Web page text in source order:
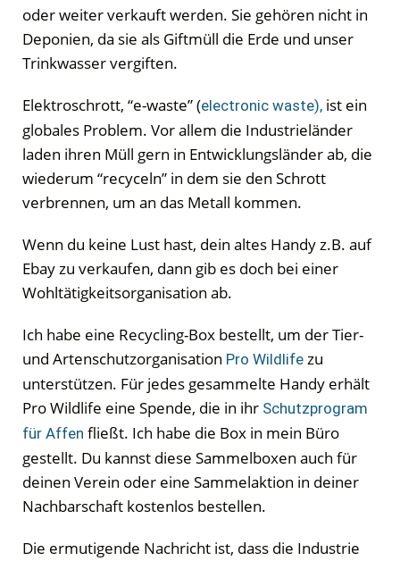
oder weiter verkauft werden. Sie gehören nicht in
Deponien, da sie als Giftmüll die Erde und unser
Trinkwasser vergiften.
Elektroschrott, “e-waste” (electronic waste), ist ein
globales Problem. Vor allem die Industrieländer
laden ihren Müll gern in Entwicklungsländer ab, die
wiederum “recyceln” in dem sie den Schrott
verbrennen, um an das Metall kommen.
Wenn du keine Lust hast, dein altes Handy z.B. auf
Ebay zu verkaufen, dann gib es doch bei einer
Wohltätigkeitsorganisation ab.
Ich habe eine Recycling-Box bestellt, um der Tier-
und Artenschutzorganisation Pro Wildlife zu
unterstützen. Für jedes gesammelte Handy erhält
Pro Wildlife eine Spende, die in ihr Schutzprogram
für Affen fließt. Ich habe die Box in mein Büro
gestellt. Du kannst diese Sammelboxen auch für
deinen Verein oder eine Sammelaktion in deiner
Nachbarschaft kostenlos bestellen.
Die ermutigende Nachricht ist, dass die Industrie